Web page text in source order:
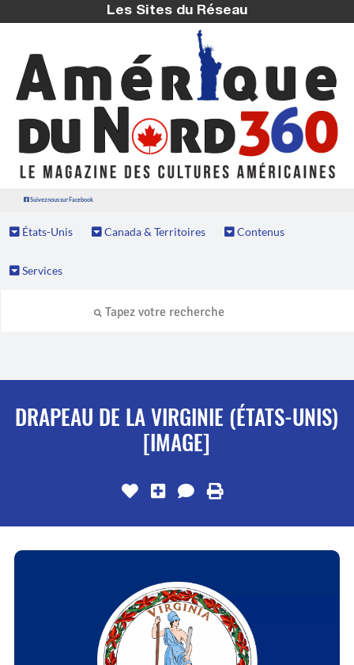
Les Sites du Réseau
Suivez nous sur Facebook
États-Unis Canada & Territoires Contenus
Services
DRAPEAU DE LA VIRGINIE (ÉTATS-UNIS)
[IMAGE]